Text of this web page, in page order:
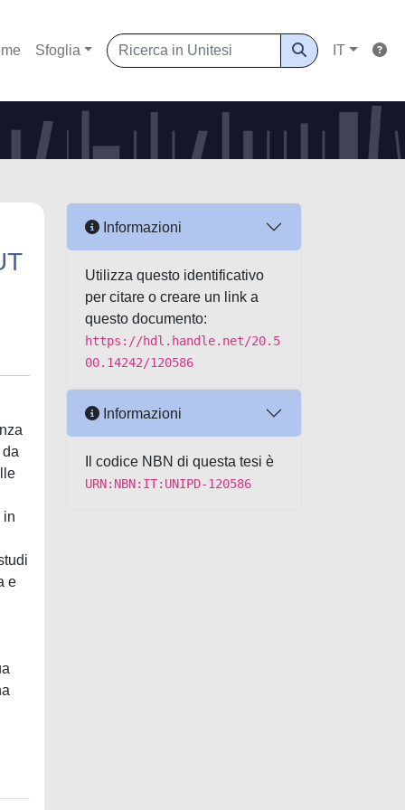
Sfoglia IT
in
e
Informazioni
Utilizza questo identificativo
per citare o creare un link a
questo documento:
https://hdl.handle.net/20.5
00.14242/120586
Informazioni
Il codice NBN di questa tesi è
URN:NBN:IT:UNIPD-120586